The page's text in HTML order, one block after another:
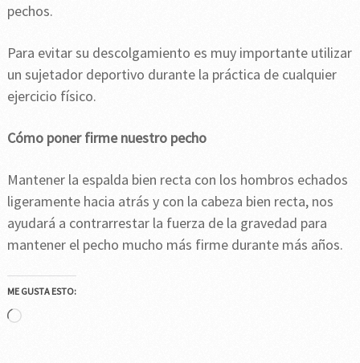
pechos.
Para evitar su descolgamiento es muy importante utilizar
un sujetador deportivo durante la práctica de cualquier
ejercicio físico.
Cómo poner firme nuestro pecho
Mantener la espalda bien recta con los hombros echados
ligeramente hacia atrás y con la cabeza bien recta, nos
ayudará a contrarrestar la fuerza de la gravedad para
mantener el pecho mucho más firme durante más años.
ME GUSTA ESTO:
Cargando...